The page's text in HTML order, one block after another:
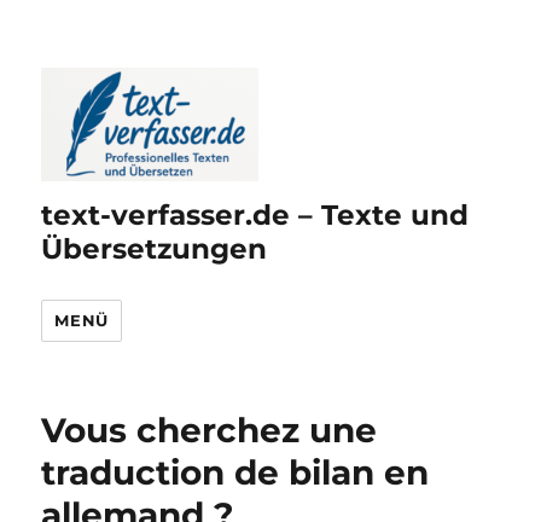
text-verfasser.de – Texte und
Übersetzungen
MENÜ
Vous cherchez une
traduction de bilan en